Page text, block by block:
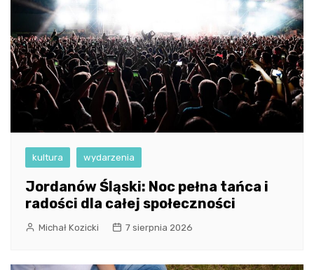
kultura wydarzenia
Jordanów Śląski: Noc pełna tańca i
radości dla całej społeczności
Michał Kozicki 7 sierpnia 2026